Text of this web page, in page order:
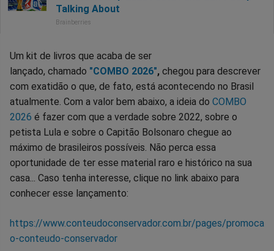
Um kit de livros que acaba de ser
lançado, chamado "COMBO 2026", chegou para descrever
com exatidão o que, de fato, está acontecendo no Brasil
atualmente. Com a valor bem abaixo, a ideia do COMBO
2026 é fazer com que a verdade sobre 2022, sobre o
petista Lula e sobre o Capitão Bolsonaro chegue ao
máximo de brasileiros possíveis. Não perca essa
oportunidade de ter esse material raro e histórico na sua
casa... Caso tenha interesse, clique no link abaixo para
conhecer esse lançamento:
https://www.conteudoconservador.com.br/pages/promoca
o-conteudo-conservador